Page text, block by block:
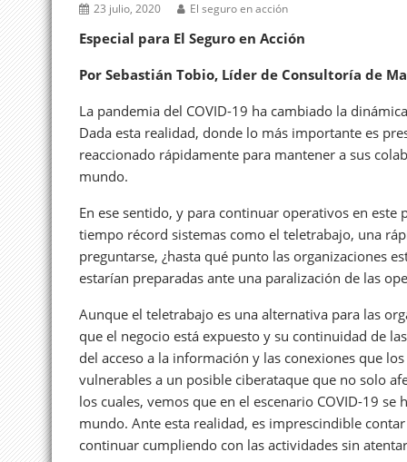
23 julio, 2020 El seguro en acción
Especial para El Seguro en Acción
Por Sebastián Tobio, Líder de Consultoría de
La pandemia del COVID-19 ha cambiado la
Dada esta realidad, donde lo más importante es
reaccionado rápidamente para mantener a sus
mundo.
En ese sentido, y para continuar operativos en
tiempo récord sistemas como el teletrabajo, una
preguntarse, ¿hasta qué punto las organizaciones
estarían preparadas ante una paralización de las
Aunque el teletrabajo es una alternativa para las
que el negocio está expuesto y su continuidad de
del acceso a la información y las conexiones que
vulnerables a un posible ciberataque que no solo
los cuales, vemos que en el escenario COVID-19
mundo. Ante esta realidad, es imprescindible
continuar cumpliendo con las actividades sin